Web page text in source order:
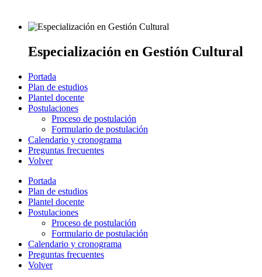
Especialización en Gestión Cultural
Portada
Plan de estudios
Plantel docente
Postulaciones
Proceso de postulación
Formulario de postulación
Calendario y cronograma
Preguntas frecuentes
Volver
Portada
Plan de estudios
Plantel docente
Postulaciones
Proceso de postulación
Formulario de postulación
Calendario y cronograma
Preguntas frecuentes
Volver